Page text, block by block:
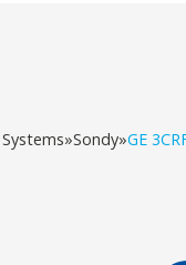
»Sondy»GE